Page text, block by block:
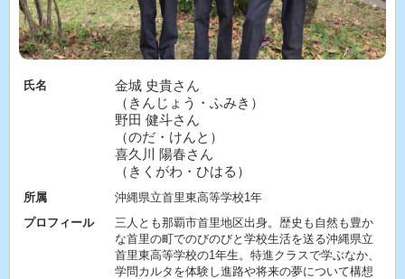
氏名
金城 史貴さん
（きんじょう・ふみき）
野田 健斗さん
（のだ・けんと）
喜久川 陽春さん
（きくがわ・ひはる）
所属
沖縄県立首里東高等学校1年
プロフィール
三人とも那覇市首里地区出身。歴史も自然も豊か
な首里の町でのびのびと学校生活を送る沖縄県立
首里東高等学校の1年生。特進クラスで学ぶなか、
学問カルタを体験し進路や将来の夢について構想